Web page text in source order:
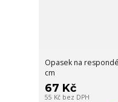
Opasek na
cm
67 Kč
55 Kč bez DPH